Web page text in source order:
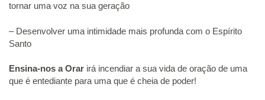
tornar uma voz na sua geração
– Desenvolver uma intimidade mais profunda com o Espírito
Santo
Ensina-nos a Orar irá incendiar a sua vida de oração de uma
que é entediante para uma que é cheia de poder!